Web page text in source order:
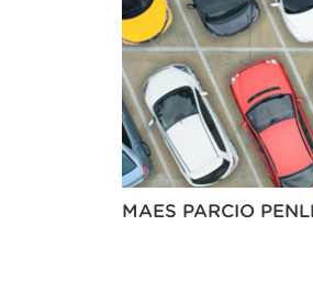
MAES PARCIO